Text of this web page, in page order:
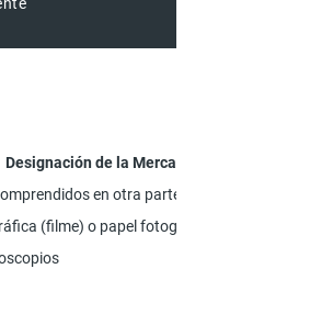
Designación de la Mercancía
en otra parte de este Capítulo;
(filme) o papel fotográfico en rollo o